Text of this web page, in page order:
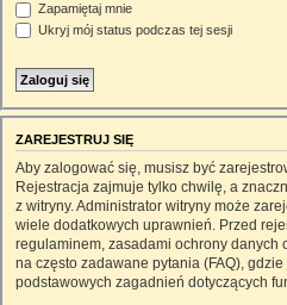
Zapamiętaj mnie
Ukryj mój status podczas tej sesji
ZAREJESTRUJ SIĘ
Aby zalogować się, musisz być
Rejestracja zajmuje tylko chwilę, a
z witryny. Administrator witryny może
wiele dodatkowych uprawnień. Przed
regulaminem, zasadami ochrony danych
na często zadawane pytania (FAQ),
podstawowych zagadnień dotyczących